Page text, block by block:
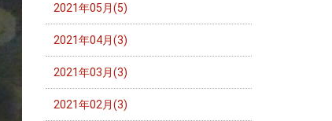
2021年05月(5)
2021年04月(3)
2021年03月(3)
2021年02月(3)